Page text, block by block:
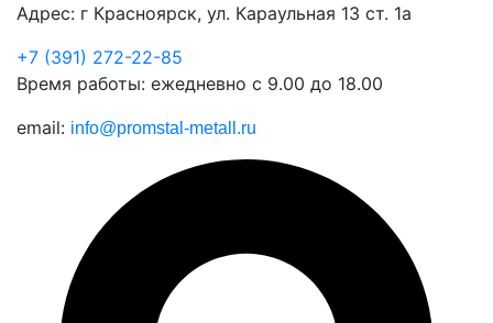
Адрес: г Красноярск, ул. Караульная 13 ст. 1а
+7 (391) 272-22-85
Время работы: ежедневно с 9.00 до 18.00
email: info@promstal-metall.ru